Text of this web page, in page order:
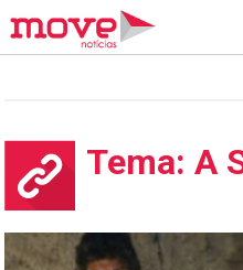
Tema: A